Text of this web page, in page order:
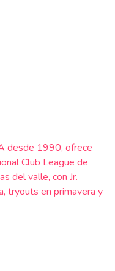
desde 1990, ofrece
Club League de
del valle, con Jr.
tryouts en primavera y